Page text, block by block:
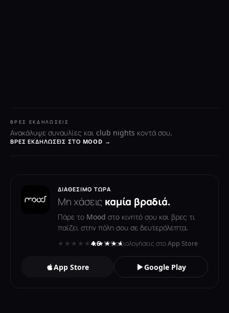
ΒΡΕΣ ΕΚΔΗΛΏΣΕΙΣ
Ανακάλυψε συναυλίες και club nights κοντά σου.
ΒΡΕΣ ΕΚΔΗΛΏΣΕΙΣ ΣΤΟ MOOD →
ΔΙΑΘΈΣΙΜΟ ΤΏΡΑ
Μη χάσεις καμία βραδιά.
Πάρε το Mood στο κινητό σου και βρες τι
παίζει στην πόλη σου σε δευτερόλεπτα.
★★★★★★★★★★
4.6· 119 αξιολογήσεις στο App Store
App Store Google Play